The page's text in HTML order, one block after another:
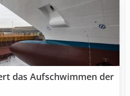
das Aufschwimmen der